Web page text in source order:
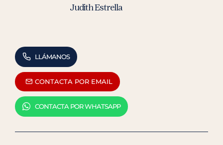
Judith Estrella
LLÁMANOS
CONTACTA POR EMAIL
CONTACTA POR WHATSAPP